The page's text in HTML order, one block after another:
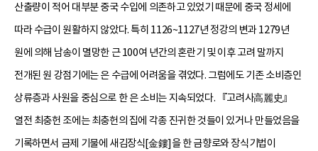
산출량이 적어 대부분 중국 수입에 의존하고 있었기 때문에 중국 정세에
따라 수급이 원활하지 않았다. 특히 1126~1127년 정강의 변과 1279년
원에 의해 남송이 멸망한 근 100여 년간의 혼란기 및 이후 고려 말까지
전개된 원 강점기에는 은 수급에 어려움을 겪었다. 그럼에도 기존 소비층인
상류층과 사원을 중심으로 한 은 소비는 지속되었다. 『고려사高麗史』
열전 최충헌 조에는 최충헌의 집에 각종 진귀한 것들이 있거나 만들었음을
기록하면서 금제 기물에 새김장식[金鏤]을 한 금향로와 장식기법이